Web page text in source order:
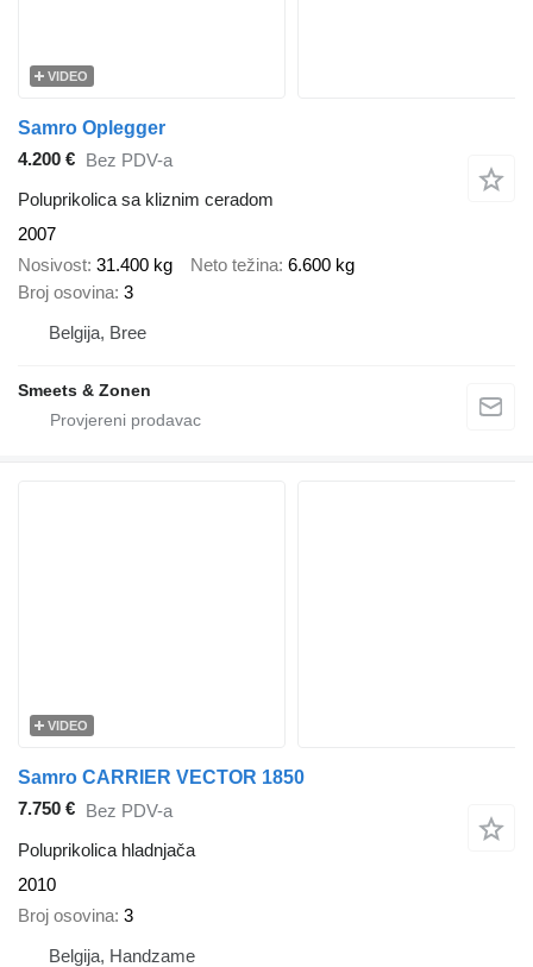
VIDEO
Samro Oplegger
4.200 € Bez PDV-a
Poluprikolica sa kliznim ceradom
2007
Nosivost 31.400 kg Neto težina 6.600 kg
Broj osovina 3
Belgija, Bree
Smeets & Zonen
VIDEO
Samro CARRIER VECTOR 1850
7.750 € Bez PDV-a
Poluprikolica hladnjača
2010
Broj osovina 3
Belgija, Handzame